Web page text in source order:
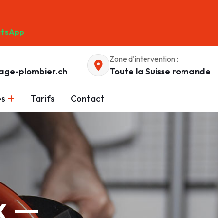
plombier.ch
Zone d'intervention :
Toute la Suisse romande
Tarifs Contact
—